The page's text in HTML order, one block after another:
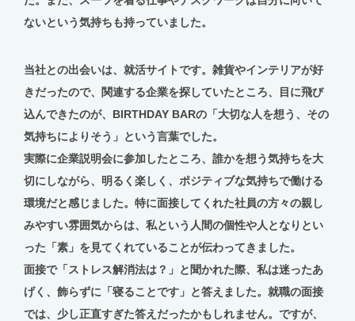
ないという気持ちも持っていました。
当社との出会いは、就活サイトです。雑貨やインテリアが好
きだったので、関連する企業を探していたところ、目に飛び
込んできたのが、BIRTHDAY BARの「大切な人を想う、その
気持ちによりそう」という言葉でした。
実際に企業説明会に参加したところ、誰かを想う気持ちを大
切にしながら、明るく楽しく、ポジティブな気持ちで働ける
環境だと感じました。特に面接してくれた社員の方々の親し
みやすい雰囲気からは、私という人間の個性や人となりとい
った「素」を見てくれていることが伝わってきました。
面接で「ストレス解消法は？」と聞かれた際、私は迷ったあ
げく、飾らずに「寝ることです」と答えました。就職の面接
では、少し正直すぎた答えだったかもしれません。ですが、